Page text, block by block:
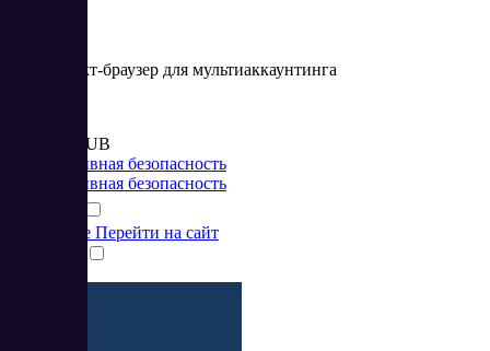
Антидетект-браузер для мультиаккаунтинга
от 1 749 RUB
Корпоративная безопасность
Корпоративная безопасность
Подробнее Перейти на сайт